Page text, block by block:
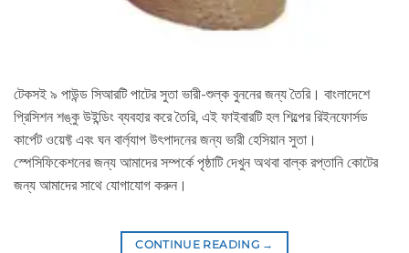
টেকসই ৯ পাউন্ড সিআরটি পাটের সুতা ভারী-শুল্ক বুননের জন্য তৈরি। বাংলাদেশে
প্রিসিশন শঙ্কু উইন্ডিং ব্যবহার করে তৈরি, এই ফাইবারটি হল শিল্পের রিইনফোর্সড
কার্পেট ওয়েফ্ট এবং ঘন বার্ল্যাপ উৎপাদনের জন্য ভারী হেসিয়ান সুতা।
স্পেসিফিকেশনের জন্য আমাদের সম্পর্কে পৃষ্ঠাটি দেখুন অথবা বাল্ক রপ্তানি কোটের
জন্য আমাদের সাথে যোগাযোগ করুন।
CONTINUE READING →